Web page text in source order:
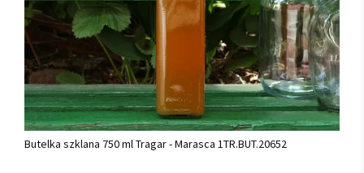
Butelka szklana 750 ml Tragar - Marasca 1TR.BUT.20652